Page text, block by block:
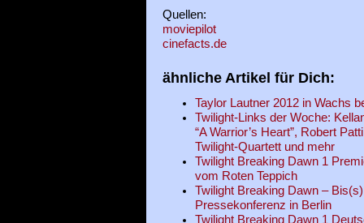
Quellen:
moviepilot
cinefacts.de
ähnliche Artikel für Dich:
Taylor Lautner 2012 in Wachs
Twilight-Links der Woche:
“A Warrior’s Heart”, Robert
Twilight-Quartett und mehr
Twilight Breaking Dawn 1
vom Roten Teppich
Twilight Breaking Dawn –
Pressekonferenz in Berlin
Twilight Breaking Dawn 1